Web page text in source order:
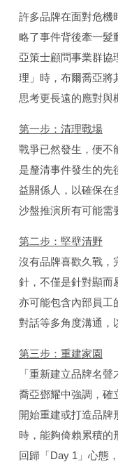
許多品牌在面對危機
略了事件背後牽一髮
亞策士顧問事業群協
理」時，布爾喬亞將
思考更長遠的應對與
第一步：清理戰場
戰爭已然發生，便不
是釐清事件發生的先
益關係人，以確保在
沙盤推演所有可能需
第二步：堅壁清野
沒有品牌喜歡久戰，
針，不僅是針對顯而
亦可能包含內部員工
對話等多角度溝通，
第三步：重建家園
「重新建立品牌名
喬亞鄧耀中強調，確
開始重建或打造品牌
時，能夠倚賴累積的
回歸「Day 1」心態